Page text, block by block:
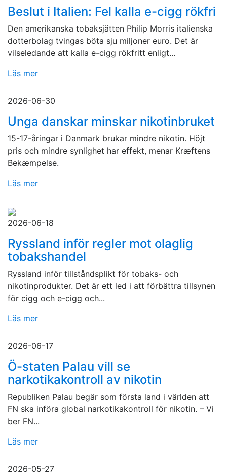
Beslut i Italien: Fel kalla e-cigg rökfri
Den amerikanska tobaksjätten Philip Morris italienska
dotterbolag tvingas böta sju miljoner euro. Det är
vilseledande att kalla e-cigg rökfritt enligt...
Läs mer
2026-06-30
Unga danskar minskar nikotinbruket
15-17-åringar i Danmark brukar mindre nikotin. Höjt
pris och mindre synlighet har effekt, menar Kræftens
Bekæmpelse.
Läs mer
2026-06-18
Ryssland inför regler mot olaglig
tobakshandel
Ryssland inför tillståndsplikt för tobaks- och
nikotinprodukter. Det är ett led i att förbättra tillsynen
för cigg och e-cigg och...
Läs mer
2026-06-17
Ö-staten Palau vill se
narkotikakontroll av nikotin
Republiken Palau begär som första land i världen att
FN ska införa global narkotikakontroll för nikotin. – Vi
ber FN...
Läs mer
2026-05-27